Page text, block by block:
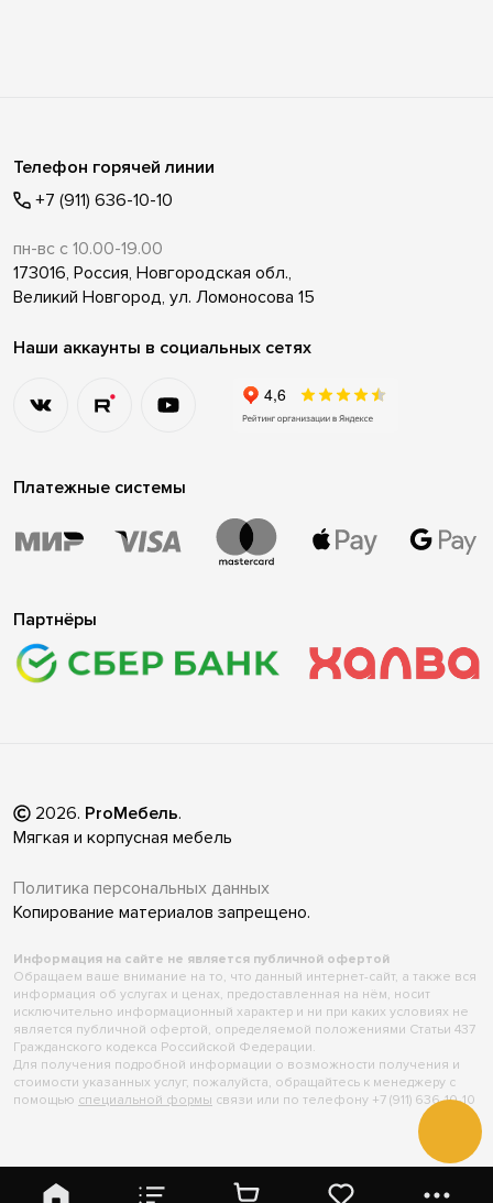
Телефон горячей линии
+7 (911) 636-10-10
пн-вс с 10.00-19.00
173016, Россия, Новгородская обл.,
Великий Новгород, ул. Ломоносова 15
Наши аккаунты в социальных сетях
Платежные системы
Партнёры
2026. ProМебель.
Мягкая и корпусная мебель
Политика персональных данных
Копирование материалов запрещено.
Информация на сайте не является публичной офертой
Обращаем ваше внимание на то, что данный интернет-сайт, а также вся
информация об услугах и ценах, предоставленная на нём, носит
исключительно информационный характер и ни при каких условиях не
является публичной офертой, определяемой положениями Статьи 437
Гражданского кодекса Российской Федерации.
Для получения подробной информации о возможности получения и
стоимости указанных услуг, пожалуйста, обращайтесь к менеджеру с
помощью специальной формы связи или по телефону +7 (911) 636-10-10